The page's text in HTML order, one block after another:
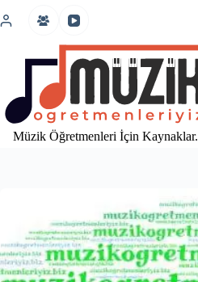
atla
Müzik Öğretmenleri İçin Kaynaklar.